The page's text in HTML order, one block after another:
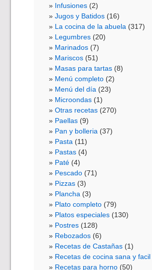
Infusiones (2)
Jugos y Batidos (16)
La cocina de la abuela (317)
Legumbres (20)
Marinados (7)
Mariscos (51)
Masas para tartas (8)
Menú completo (2)
Menú del día (23)
Microondas (1)
Otras recetas (270)
Paellas (9)
Pan y bolleria (37)
Pasta (11)
Pastas (4)
Paté (4)
Pescado (71)
Pizzas (3)
Plancha (3)
Plato completo (79)
Platos especiales (130)
Postres (128)
Rebozados (6)
Recetas de Castañas (1)
Recetas de cocina sana y facil
Recetas para horno (50)